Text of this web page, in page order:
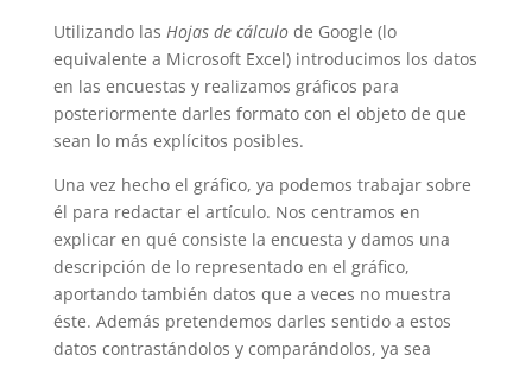
Utilizando las Hojas de cálculode Google (lo
equivalente a Microsoft Excel) introducimos los datos
en las encuestas y realizamos gráficos para
posteriormente darles formato con el objeto de que
sean lo más explícitos posibles.
Una vez hecho el gráfico, ya podemos trabajar sobre
él para redactar el artículo. Nos centramos en
explicar en qué consiste la encuesta y damos una
descripción de lo representado en el gráfico,
aportando también datos que a veces no muestra
éste. Además pretendemos darles sentido a estos
datos contrastándolos y comparándolos, ya sea